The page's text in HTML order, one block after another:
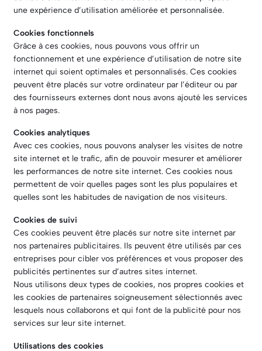
une expérience d’utilisation améliorée et personnalisée.
Cookies fonctionnels
Grâce à ces cookies, nous pouvons vous offrir un
fonctionnement et une expérience d’utilisation de notre site
internet qui soient optimales et personnalisés. Ces cookies
peuvent être placés sur votre ordinateur par l’éditeur ou par
des fournisseurs externes dont nous avons ajouté les services
à nos pages.
Cookies analytiques
Avec ces cookies, nous pouvons analyser les visites de notre
site internet et le trafic, afin de pouvoir mesurer et améliorer
les performances de notre site internet. Ces cookies nous
permettent de voir quelles pages sont les plus populaires et
quelles sont les habitudes de navigation de nos visiteurs.
Cookies de suivi
Ces cookies peuvent être placés sur notre site internet par
nos partenaires publicitaires. Ils peuvent être utilisés par ces
entreprises pour cibler vos préférences et vous proposer des
publicités pertinentes sur d’autres sites internet.
Nous utilisons deux types de cookies, nos propres cookies et
les cookies de partenaires soigneusement sélectionnés avec
lesquels nous collaborons et qui font de la publicité pour nos
services sur leur site internet.
Utilisations des cookies